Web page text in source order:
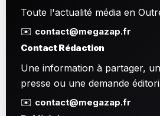
Toute l'actualité média en
✉️ contact@megazap.fr
Contact Rédaction
Une information à partager,
presse ou une demande
✉️ contact@megazap.fr